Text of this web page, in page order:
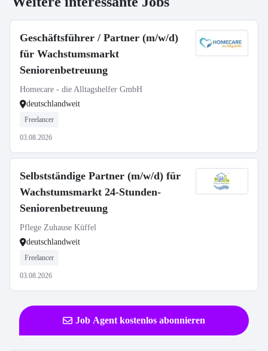
Geschäftsführer / Partner (m/w/d)
für Wachstumsmarkt
Seniorenbetreuung
Homecare - die Alltagshelfer GmbH
deutschlandweit
Freelancer
03.08.2026
Selbstständige Partner (m/w/d) für
Wachstumsmarkt 24-Stunden-
Seniorenbetreuung
Pflege Zuhause Küffel
deutschlandweit
Freelancer
03.08.2026
Job Agent kostenlos abonnieren